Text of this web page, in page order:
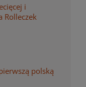
i
Rolleczek
polską